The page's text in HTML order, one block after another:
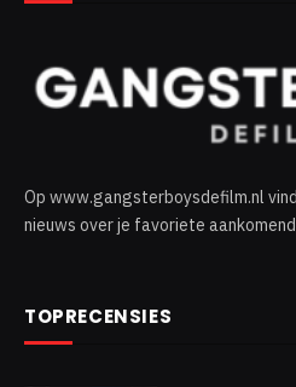
Op www.gangsterboysdefilm.nl
nieuws over je favoriete
TOPRECENSIES